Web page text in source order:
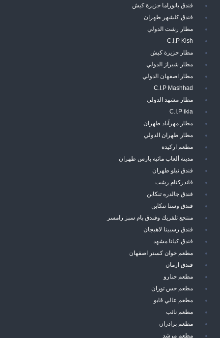
فندق بانوراما جزيرة كيش
فندق كلشهر طهران
مطار رشت الدولي
C.I.P Kish
مطار جزيرة كيش
مطار شيراز الدولي
مطار اصفهان الدولي
C.I.P Mashhad
مطار مشهد الدولي
C.I.P ikia
مطار مهرآباد طهران
مطار طهران الدولي
مطعم اركيدة
مدينة ألعاب مائية بارس طهران
فندق نيلو طهران
فاندركتام رشت
فندق جالدره تنكابن
فندق وستا تنكابن
منتجع تلفريك وفندق بام سبز رامسر
فندق رسبينا لاهيجان
فندق كيانا مشهد
مطعم خوان كستر اصفهان
فندق ارمان
مطعم جنارو
مطعم حس توران
مطعم عالي قابو
مطعم نائب
مطعم برادران
مطعم مرشد